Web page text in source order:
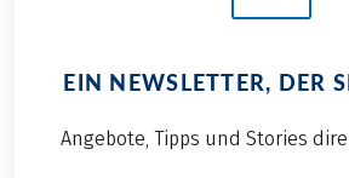
EIN NEWSLETTER, DER
Angebote, Tipps und Stories